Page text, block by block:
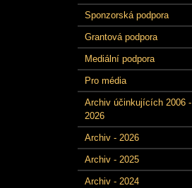
Sponzorská podpora
Grantová podpora
Mediální podpora
Pro média
Archiv účinkujících 2006 -
2026
Archiv - 2026
Archiv - 2025
Archiv - 2024